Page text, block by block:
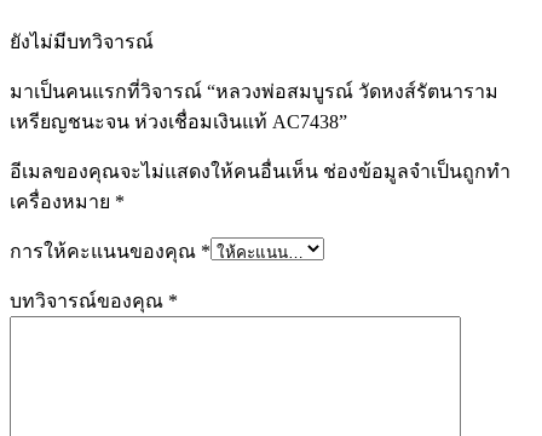
ยังไม่มีบทวิจารณ์
มาเป็นคนแรกที่วิจารณ์ “หลวงพ่อสมบูรณ์ วัดหงส์รัตนาราม
เหรียญชนะจน ห่วงเชื่อมเงินแท้ AC7438”
อีเมลของคุณจะไม่แสดงให้คนอื่นเห็น ช่องข้อมูลจำเป็นถูกทำ
เครื่องหมาย *
การให้คะแนนของคุณ *
บทวิจารณ์ของคุณ *